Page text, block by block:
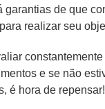
garantias de que
realizar seu
e se não
é hora de repensar!